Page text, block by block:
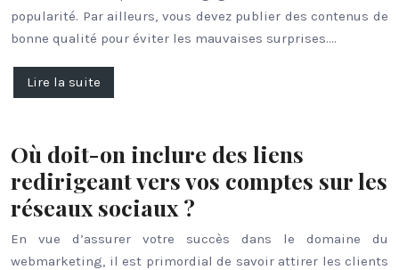
popularité. Par ailleurs, vous devez publier des contenus de
bonne qualité pour éviter les mauvaises surprises….
Lire la suite
Où doit-on inclure des liens
redirigeant vers vos comptes sur les
réseaux sociaux ?
En vue d’assurer votre succès dans le domaine du
webmarketing, il est primordial de savoir attirer les clients